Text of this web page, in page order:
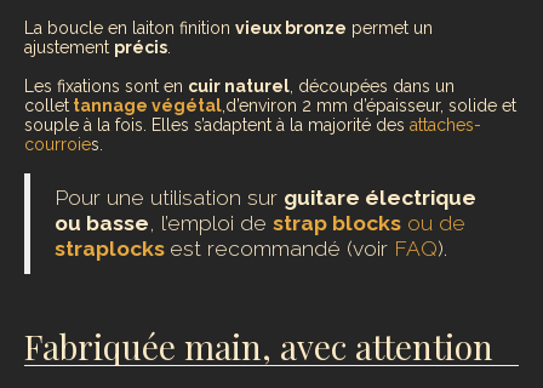
La boucle en laiton finition vieux bronze permet un
ajustement précis
Les fixations sont en cuir naturel , découpées dans un
collet tannage végétal ,d’environ 2 mm d’épaisseur, solide et
souple à la fois. Elles s’adaptent à la majorité des attaches-
courroies.
Pour une utilisation sur guitare électrique
ou basse, l’emploi de strap blocks ou de
straplocks est recommandé (voir FAQ).
Fabriquée main, avec attention